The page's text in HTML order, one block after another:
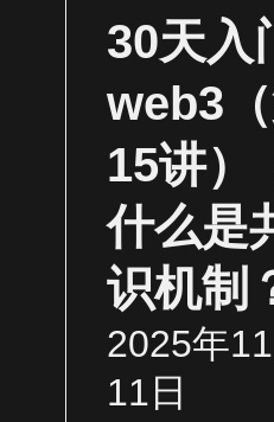
30天入
web3
15讲）
什么是
识机制
2025年11
11日